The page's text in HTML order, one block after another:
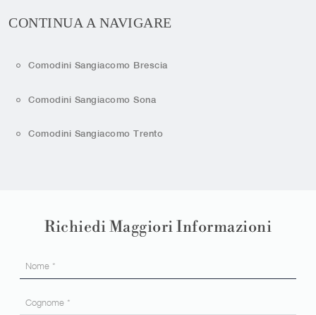
CONTINUA A NAVIGARE
Comodini Sangiacomo Brescia
Comodini Sangiacomo Sona
Comodini Sangiacomo Trento
Richiedi Maggiori Informazioni